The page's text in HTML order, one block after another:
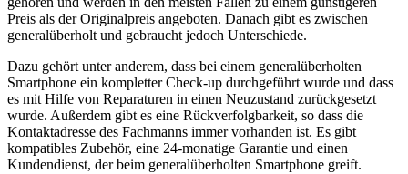
Preis als der Originalpreis angeboten. Danach gibt es zwischen
generalüberholt und gebraucht jedoch Unterschiede.
Dazu gehört unter anderem, dass bei einem generalüberholten
Smartphone ein kompletter Check-up durchgeführt wurde und dass
es mit Hilfe von Reparaturen in einen Neuzustand zurückgesetzt
wurde. Außerdem gibt es eine Rückverfolgbarkeit, so dass die
Kontaktadresse des Fachmanns immer vorhanden ist. Es gibt
kompatibles Zubehör, eine 24-monatige Garantie und einen
Kundendienst, der beim generalüberholten Smartphone greift.